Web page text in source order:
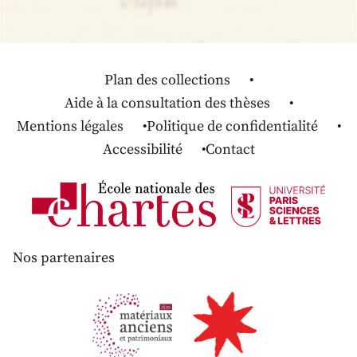
Plan des collections
Aide à la consultation des thèses
Mentions légales
Politique de confidentialité
Accessibilité
Contact
Nos partenaires